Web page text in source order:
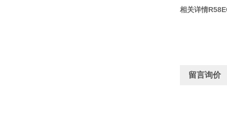
相关详情
留言询价